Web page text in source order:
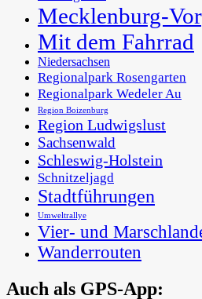
Mecklenburg-
Mit dem Fahrrad
Niedersachsen
Regionalpark Rosengarten
Regionalpark Wedeler Au
Region Boizenburg
Region Ludwigslust
Sachsenwald
Schleswig-Holstein
Schnitzeljagd
Stadtführungen
Umweltrallye
Vier- und
Wanderrouten
Auch als GPS-App: